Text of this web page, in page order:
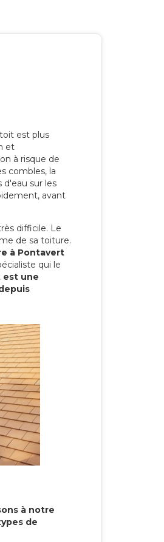
est plus
et
à risque de
combles, la
d'eau sur les
avant
difficile. Le
de sa toiture.
à Pontavert
qui le
est une
à notre
de